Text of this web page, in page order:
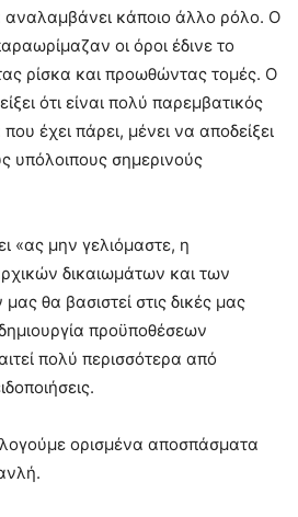
αναλαμβάνει κάποιο άλλο ρόλο. Ο
οι όροι έδινε το
ρίσκα και προωθώντας τομές. Ο
ότι είναι πολύ παρεμβατικός
έχει πάρει, μένει να αποδείξει
υπόλοιπους σημερινούς
«ας μην γελιόμαστε, η
δικαιωμάτων και των
θα βασιστεί στις δικές μας
προϋποθέσεων
πολύ περισσότερα από
ορισμένα αποσπάσματα